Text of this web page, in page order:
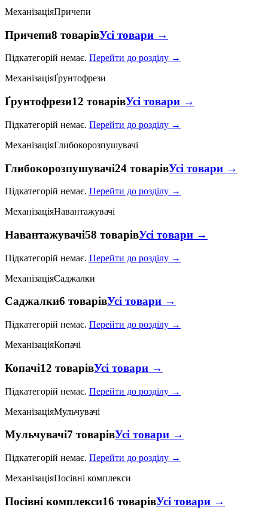
МеханізаціяПричепи
Причепи8 товарівУсі товари →
Підкатегорій немає. Перейти до розділу →
МеханізаціяҐрунтофрези
Ґрунтофрези12 товарівУсі товари →
Підкатегорій немає. Перейти до розділу →
МеханізаціяГлибокорозпушувачі
Глибокорозпушувачі24 товарівУсі товари →
Підкатегорій немає. Перейти до розділу →
МеханізаціяНавантажувачі
Навантажувачі58 товарівУсі товари →
Підкатегорій немає. Перейти до розділу →
МеханізаціяСаджалки
Саджалки6 товарівУсі товари →
Підкатегорій немає. Перейти до розділу →
МеханізаціяКопачі
Копачі12 товарівУсі товари →
Підкатегорій немає. Перейти до розділу →
МеханізаціяМульчувачі
Мульчувачі7 товарівУсі товари →
Підкатегорій немає. Перейти до розділу →
МеханізаціяПосівні комплекси
Посівні комплекси16 товарівУсі товари →